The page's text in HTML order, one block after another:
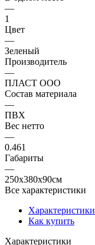
—
1
Цвет
—
Зеленый
Производитель
—
ПЛАСТ ООО
Состав материала
—
ПВХ
Вес нетто
—
0.461
Габариты
—
250x380x90см
Все характеристики
Характеристики
Как купить
Характеристики